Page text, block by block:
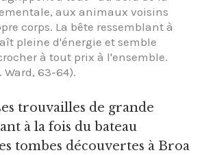
aux animaux voisins
corps. La bête ressemblant à
pleine d'énergie et semble
à tout prix à l'ensemble.
63-64).
trouvailles de grande
à la fois du bateau
tombes découvertes à Broa